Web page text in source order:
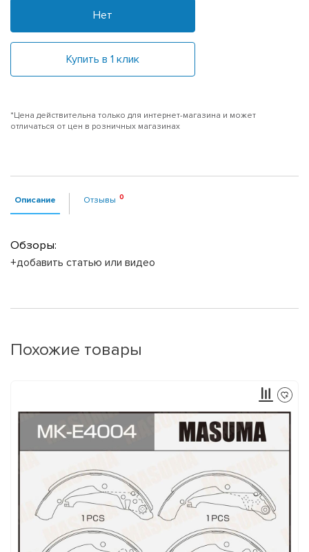
Нет
Купить в 1 клик
*Цена действительна только для интернет-магазина и может
отличаться от цен в розничных магазинах
Описание Отзывы
Обзоры:
+добавить статью или видео
Похожие товары